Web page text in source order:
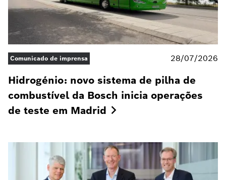
Comunicado de imprensa 28/07/2026
Hidrogénio: novo sistema de pilha de
combustível da Bosch inicia operações
de teste em Madrid